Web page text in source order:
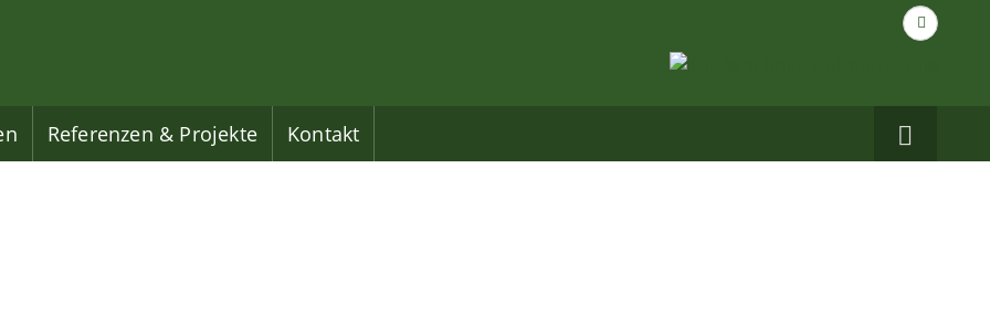
Suche
nach...
Referenzen & Projekte Kontakt
auf